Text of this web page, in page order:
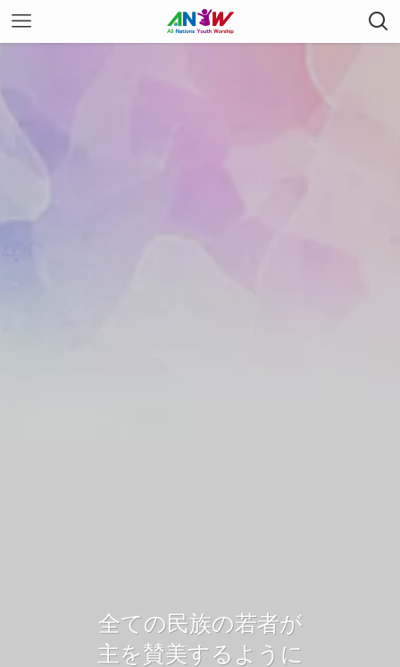
曲を聴く
全ての民族の若者が
主を賛美するように
賛美などの曲の歌詞や詳細を検索して
見つけることができるウェブサイトです。
曲を聴く